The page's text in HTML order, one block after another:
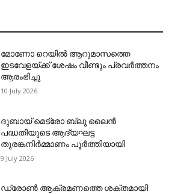
മോണോ റെയില്‍ ആറുമാസത്തെ
ഇടവേളയ്ക്ക് ശേഷം വീണ്ടും പ്രവര്‍ത്തനം
ആരംഭിച്ചു
10 July 2026
ദുബായ് മെട്രോ ബ്ലു ലൈന്‍
പദ്ധതിയുടെ ആദ്യഘട്ട
തുരങ്കനിര്‍മ്മാണം പൂര്‍ത്തിയായി
9 July 2026
ഡ്രോണ്‍ ആക്രമണത്തെ ശക്തമായി